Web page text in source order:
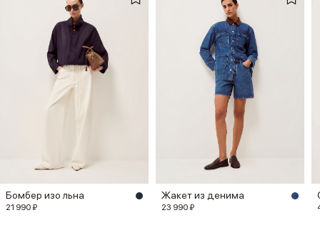
Бомбер изо льна
21 990 ₽
Жакет из денима
23 990 ₽